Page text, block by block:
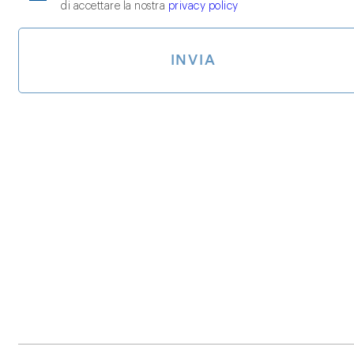
di accettare la nostra privacy policy